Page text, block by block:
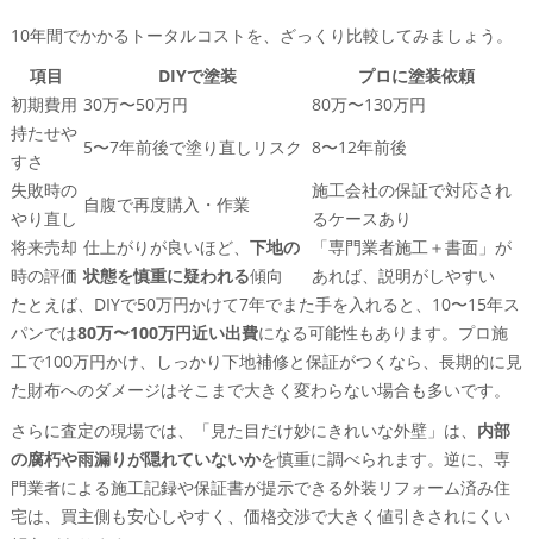
10年間でかかるトータルコストを、ざっくり比較してみましょう。
項目
DIYで塗装
プロに塗装依頼
初期費用 30万〜50万円
80万〜130万円
持たせや
すさ
5〜7年前後で塗り直しリスク 8〜12年前後
失敗時の
やり直し
自腹で再度購入・作業
施工会社の保証で対応され
るケースあり
将来売却
時の評価
仕上がりが良いほど、 下地の
状態を慎重に疑われる傾向
「専門業者施工＋書面」が
あれば、説明がしやすい
たとえば、DIYで50万円かけて7年でまた手を入れると、10〜15年ス
パンでは80万〜100万円近い出費になる可能性もあります。プロ施
工で100万円かけ、しっかり下地補修と保証がつくなら、長期的に見
た財布へのダメージはそこまで大きく変わらない場合も多いです。
さらに査定の現場では、「見た目だけ妙にきれいな外壁」は、 内部
の腐朽や雨漏りが隠れていないかを慎重に調べられます。逆に、専
門業者による施工記録や保証書が提示できる外装リフォーム済み住
宅は、買主側も安心しやすく、価格交渉で大きく値引きされにくい